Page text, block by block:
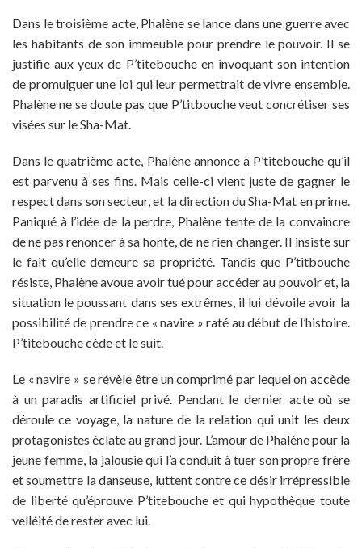
Dans le troisième acte, Phalène se lance dans une guerre avec
les habitants de son immeuble pour prendre le pouvoir. Il se
justifie aux yeux de P’titebouche en invoquant son intention
de promulguer une loi qui leur permettrait de vivre ensemble.
Phalène ne se doute pas que P’titbouche veut concrétiser ses
visées sur le Sha-Mat.
Dans le quatrième acte, Phalène annonce à P’titebouche qu’il
est parvenu à ses fins. Mais celle-ci vient juste de gagner le
respect dans son secteur, et la direction du Sha-Mat en prime.
Paniqué à l’idée de la perdre, Phalène tente de la convaincre
de ne pas renoncer à sa honte, de ne rien changer. Il insiste sur
le fait qu’elle demeure sa propriété. Tandis que P’titbouche
résiste, Phalène avoue avoir tué pour accéder au pouvoir et, la
situation le poussant dans ses extrêmes, il lui dévoile avoir la
possibilité de prendre ce « navire » raté au début de l’histoire.
P’titebouche cède et le suit.
Le « navire » se révèle être un comprimé par lequel on accède
à un paradis artificiel privé. Pendant le dernier acte où se
déroule ce voyage, la nature de la relation qui unit les deux
protagonistes éclate au grand jour. L’amour de Phalène pour la
jeune femme, la jalousie qui l’a conduit à tuer son propre frère
et soumettre la danseuse, luttent contre ce désir irrépressible
de liberté qu’éprouve P’titebouche et qui hypothèque toute
velléité de rester avec lui.